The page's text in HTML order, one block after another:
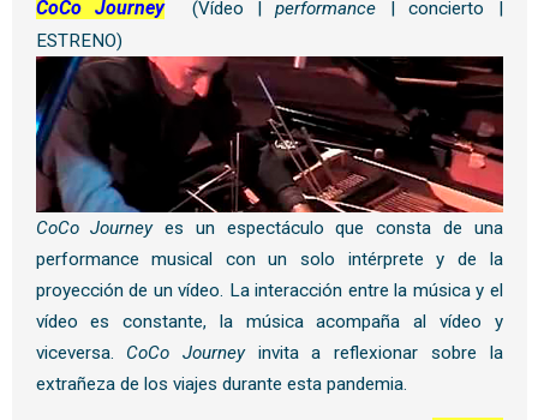
CoCo Journey(Vídeo |performance | concierto |
ESTRENO)
CoCo Journeyes un espectáculo que consta de una
performance musical con un solo intérprete y de la
proyección de un vídeo. La interacción entre la música y el
vídeo es constante, la música acompaña al vídeo y
viceversa. CoCo Journeyinvita a reflexionar sobre la
extrañeza de los viajes durante esta pandemia.